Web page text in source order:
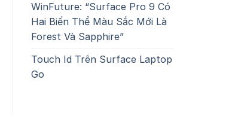
WinFuture: “Surface Pro 9 Có
Hai Biến Thể Màu Sắc Mới Là
Forest Và Sapphire”
Touch Id Trên Surface Laptop
Go